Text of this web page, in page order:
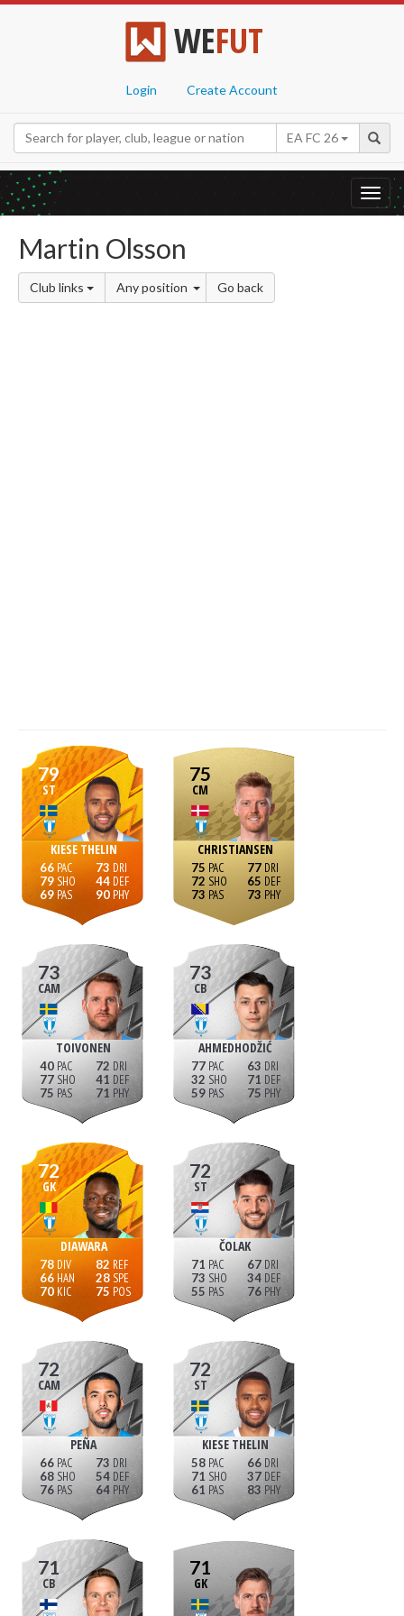
WEFUT
Login Create Account
EA FC 26
Martin Olsson
Club links Any position Go back
79
ST
KIESE THELIN
66
79
69
73
44
90
75
CM
CHRISTIANSEN
75
72
73
77
65
73
73
CAM
TOIVONEN
40
77
75
72
41
71
73
CB
AHMEDHODŽIĆ
77
32
59
63
71
75
72
GK
DIAWARA
78
66
70
82
28
75
72
ST
ČOLAK
71
73
55
67
34
76
72
CAM
PEÑA
66
68
76
73
54
64
72
ST
KIESE THELIN
58
71
61
66
37
83
71
CB
71
GK